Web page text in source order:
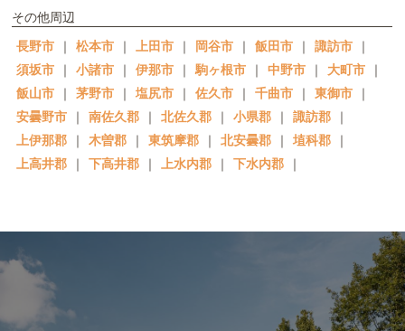
その他周辺
長野市 ｜ 松本市 ｜ 上田市 ｜ 岡谷市 ｜ 飯田市 ｜ 諏訪市 ｜
須坂市 ｜ 小諸市 ｜ 伊那市 ｜ 駒ヶ根市 ｜ 中野市 ｜ 大町市 ｜
飯山市 ｜ 茅野市 ｜ 塩尻市 ｜ 佐久市 ｜ 千曲市 ｜ 東御市 ｜
安曇野市 ｜ 南佐久郡 ｜ 北佐久郡 ｜ 小県郡 ｜ 諏訪郡 ｜
上伊那郡 ｜ 木曽郡 ｜ 東筑摩郡 ｜ 北安曇郡 ｜ 埴科郡 ｜
上高井郡 ｜ 下高井郡 ｜ 上水内郡 ｜ 下水内郡 ｜